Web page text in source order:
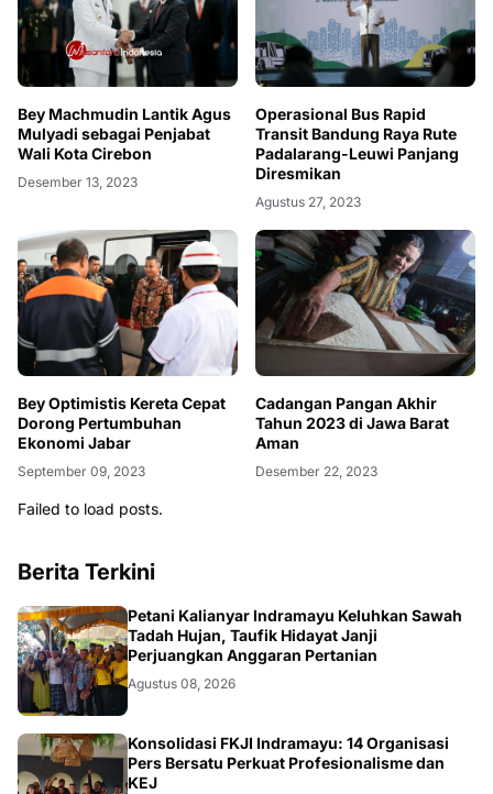
Bey Machmudin Lantik Agus
Mulyadi sebagai Penjabat
Wali Kota Cirebon
Desember 13, 2023
Operasional Bus Rapid
Transit Bandung Raya Rute
Padalarang-Leuwi Panjang
Diresmikan
Agustus 27, 2023
Bey Optimistis Kereta Cepat
Dorong Pertumbuhan
Ekonomi Jabar
September 09, 2023
Cadangan Pangan Akhir
Tahun 2023 di Jawa Barat
Aman
Desember 22, 2023
Failed to load posts.
Berita Terkini
Petani Kalianyar Indramayu Keluhkan Sawah
Tadah Hujan, Taufik Hidayat Janji
Perjuangkan Anggaran Pertanian
Agustus 08, 2026
Konsolidasi FKJI Indramayu: 14 Organisasi
Pers Bersatu Perkuat Profesionalisme dan
KEJ